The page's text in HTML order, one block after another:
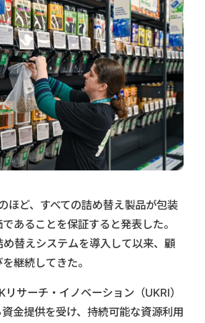
ほど、すべての詰め替え製品が包装
あることを保証すると発表した。
替えシステムを導入して以来、顧
継続してきた。
サーチ・イノベーション（UKRI）
金提供を受け、持続可能な資源利用